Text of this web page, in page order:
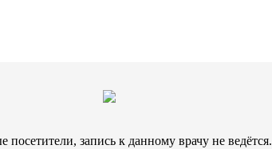
посетители, запись к данному врачу не ведётся.